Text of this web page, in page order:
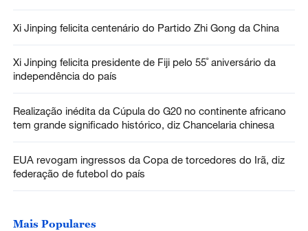
Xi Jinping felicita centenário do Partido Zhi Gong da China
Xi Jinping felicita presidente de Fiji pelo 55˚ aniversário da
independência do país
Realização inédita da Cúpula do G20 no continente africano
tem grande significado histórico, diz Chancelaria chinesa
EUA revogam ingressos da Copa de torcedores do Irã, diz
federação de futebol do país
Mais Populares